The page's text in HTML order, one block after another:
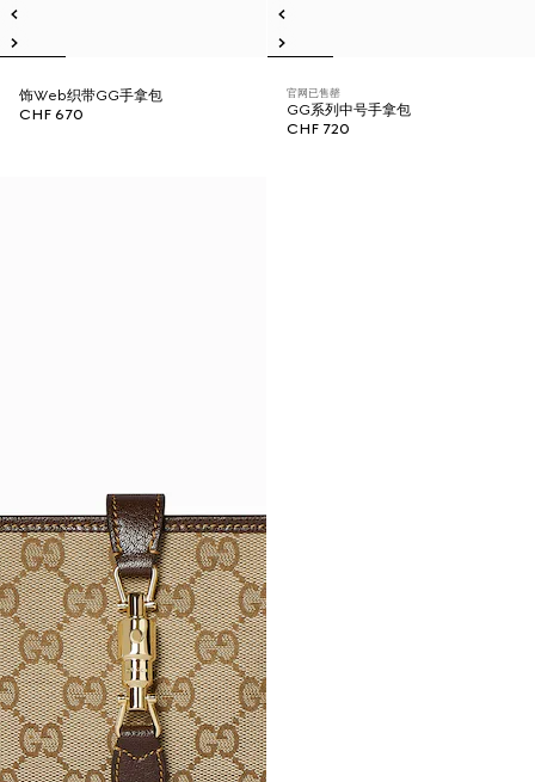
饰Web织带GG手拿包
CHF 670
官网已售罄
GG系列中号手拿包
CHF 720